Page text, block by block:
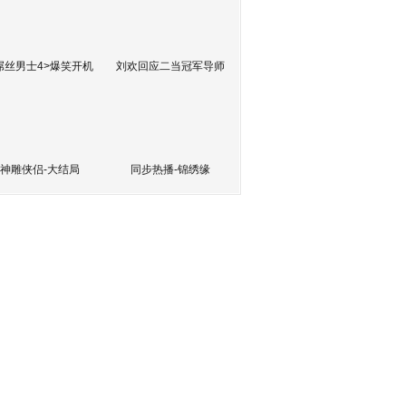
丝男士4>爆笑开机 刘欢回应二当冠军导师
神雕侠侣-大结局 同步热播-锦绣缘